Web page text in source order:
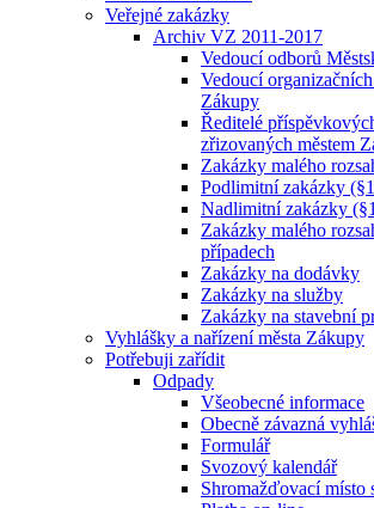
Veřejné zakázky
Archiv VZ 2011-2017
Vedoucí odborů
Vedoucí
Zákupy
Ředitelé
zřizovaných městem
Zakázky malého
Podlimitní zakázky
Nadlimitní zakázky
Zakázky malého
případech
Zakázky na dodávky
Zakázky na služby
Zakázky na stavební
Vyhlášky a nařízení města Zákupy
Potřebuji zařídit
Odpady
Všeobecné informace
Obecně závazná
Formulář
Svozový kalendář
Shromažďovací místo